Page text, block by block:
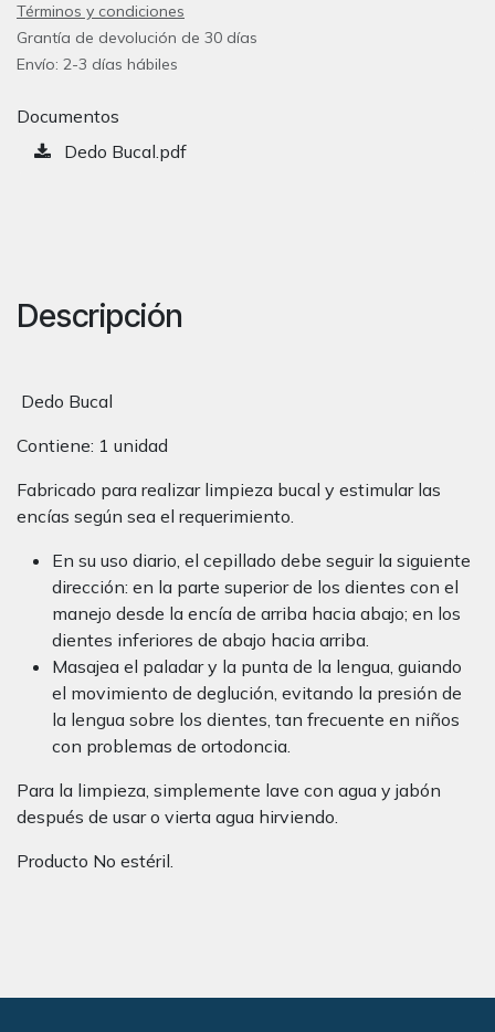
Términos y condiciones
Grantía de devolución de 30 días
Envío: 2-3 días hábiles
Documentos
Dedo Bucal.pdf
Descripción
Dedo Bucal
Contiene: 1 unidad
Fabricado para realizar limpieza bucal y estimular las
encías según sea el requerimiento.
En su uso diario, el cepillado debe seguir la siguiente
dirección: en la parte superior de los dientes con el
manejo desde la encía de arriba hacia abajo; en los
dientes inferiores de abajo hacia arriba.
Masajea el paladar y la punta de la lengua, guiando
el movimiento de deglución, evitando la presión de
la lengua sobre los dientes, tan frecuente en niños
con problemas de ortodoncia.
Para la limpieza, simplemente lave con agua y jabón
después de usar o vierta agua hirviendo.
Producto No estéril.